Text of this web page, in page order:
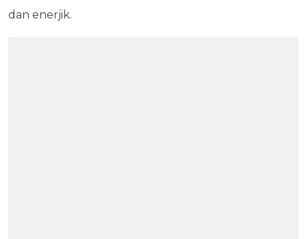
dan enerjik.